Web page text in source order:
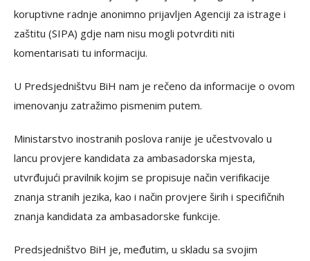
koruptivne radnje anonimno prijavljen Agenciji za istrage i
zaštitu (SIPA) gdje nam nisu mogli potvrditi niti
komentarisati tu informaciju.
U Predsjedništvu BiH nam je rečeno da informacije o ovom
imenovanju zatražimo pismenim putem.
Ministarstvo inostranih poslova ranije je učestvovalo u
lancu provjere kandidata za ambasadorska mjesta,
utvrđujući pravilnik kojim se propisuje način verifikacije
znanja stranih jezika, kao i način provjere širih i specifičnih
znanja kandidata za ambasadorske funkcije.
Predsjedništvo BiH je, međutim, u skladu sa svojim